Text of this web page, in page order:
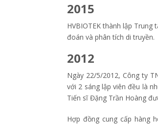
2015
HVBIOTEK thành lập
đoán và phân tích di truyền.
2012
Ngày 22/5/2012, Công ty
với 2 sáng lập viên đều là
Tiến sĩ Đặng Trần Hoàng
Hợp đồng cung cấp hàng